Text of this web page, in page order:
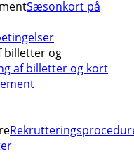
Sæsonkort på
billetter og
af billetter og kort